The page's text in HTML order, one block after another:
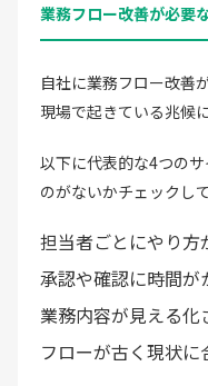
業務フロー改善が必要
自社に業務フロー改善
現場で起きている兆候
以下に代表的な4つの
のがないかチェックし
担当者ごとにやり方
承認や確認に時間が
業務内容が見える化
フローが古く現状に